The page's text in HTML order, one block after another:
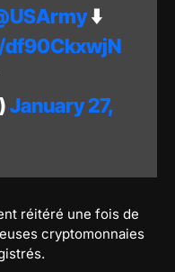
⬇️
January 27,
réitéré une fois de
cryptomonnaies